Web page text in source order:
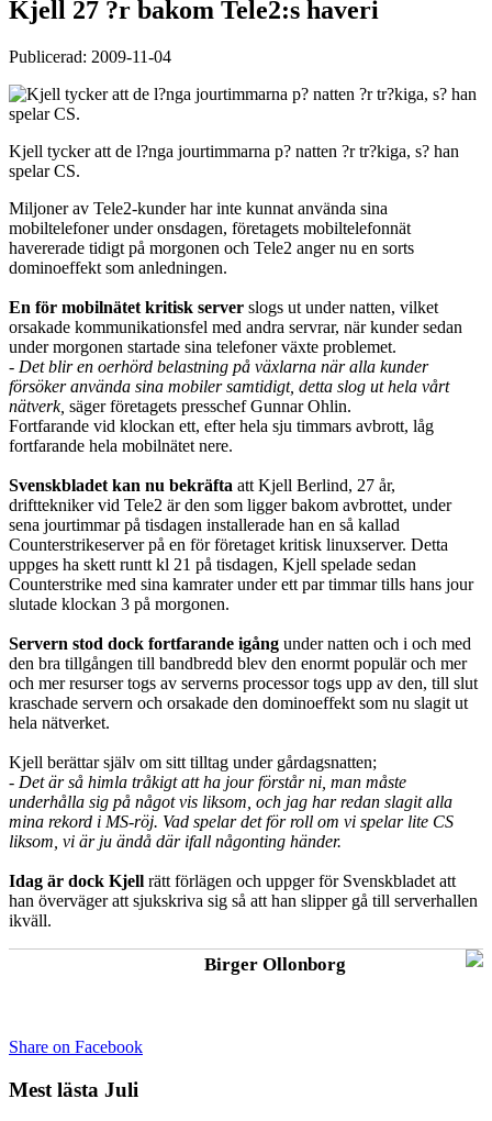
Kjell 27 ?r bakom Tele2:s haveri
Publicerad: 2009-11-04
Kjell tycker att de l?nga jourtimmarna p? natten ?r tr?kiga, s? han
spelar CS.
Miljoner av Tele2-kunder har inte kunnat använda sina
mobiltelefoner under onsdagen, företagets mobiltelefonnät
havererade tidigt på morgonen och Tele2 anger nu en sorts
dominoeffekt som anledningen.
En för mobilnätet kritisk server slogs ut under natten, vilket
orsakade kommunikationsfel med andra servrar, när kunder sedan
under morgonen startade sina telefoner växte problemet.
- Det blir en oerhörd belastning på växlarna när alla kunder
försöker använda sina mobiler samtidigt, detta slog ut hela vårt
nätverk, säger företagets presschef Gunnar Ohlin.
Fortfarande vid klockan ett, efter hela sju timmars avbrott, låg
fortfarande hela mobilnätet nere.
Svenskbladet kan nu bekräfta att Kjell Berlind, 27 år,
drifttekniker vid Tele2 är den som ligger bakom avbrottet, under
sena jourtimmar på tisdagen installerade han en så kallad
Counterstrikeserver på en för företaget kritisk linuxserver. Detta
uppges ha skett runtt kl 21 på tisdagen, Kjell spelade sedan
Counterstrike med sina kamrater under ett par timmar tills hans jour
slutade klockan 3 på morgonen.
Servern stod dock fortfarande igång under natten och i och med
den bra tillgången till bandbredd blev den enormt populär och mer
och mer resurser togs av serverns processor togs upp av den, till slut
kraschade servern och orsakade den dominoeffekt som nu slagit ut
hela nätverket.
Kjell berättar själv om sitt tilltag under gårdagsnatten;
- Det är så himla tråkigt att ha jour förstår ni, man måste
underhålla sig på något vis liksom, och jag har redan slagit alla
mina rekord i MS-röj. Vad spelar det för roll om vi spelar lite CS
liksom, vi är ju ändå där ifall någonting händer.
Idag är dock Kjell rätt förlägen och uppger för Svenskbladet att
han överväger att sjukskriva sig så att han slipper gå till serverhallen
ikväll.
Birger Ollonborg
Share on Facebook
Mest lästa Juli